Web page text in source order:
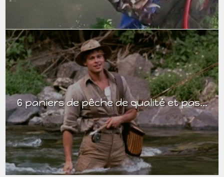
6 paniers de pêche de qualité et pas...